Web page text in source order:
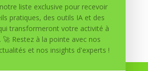
liste exclusive pour recevoir
pratiques, des outils IA et des
transformeront votre activité à
🚀 Restez à la pointe avec nos
et nos insights d'experts !